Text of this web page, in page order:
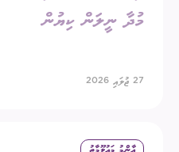
މުދާ ނީލަން ކިޔުން
27 ޖުލައި 2026